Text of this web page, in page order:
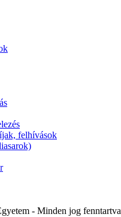
felhívások
- Minden jog fenntartva